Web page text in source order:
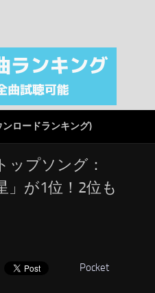
ング
ンロードランキング)
ップソング：
」が1位！2位も
Pocket